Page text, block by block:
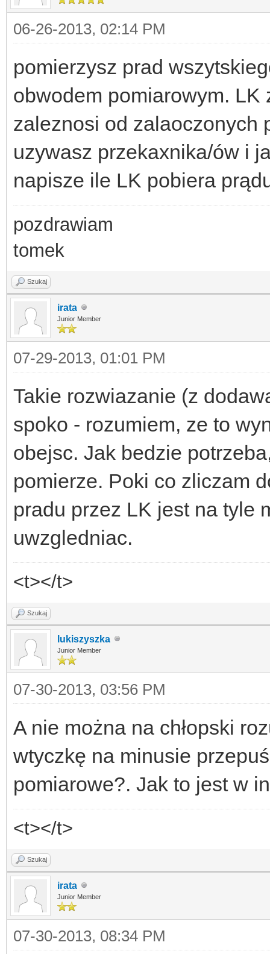
06-26-2013, 02:14 PM
pomierzysz prad
obwodem pomiarowym.
zaleznosi od zalaoczonych
uzywasz przekaxnika/ów i
napisze ile LK pobiera
pozdrawiam
tomek
Szukaj
irata
Junior Member
07-29-2013, 01:01 PM
Takie rozwiazanie (z
spoko - rozumiem, ze to
obejsc. Jak bedzie
pomierze. Poki co zliczam
pradu przez LK jest na tyle
uwzgledniac.
<t></t>
Szukaj
lukiszyszka
Junior Member
07-30-2013, 03:56 PM
A nie można na chłopski
wtyczkę na minusie
pomiarowe?. Jak to jest w
<t></t>
Szukaj
irata
Junior Member
07-30-2013, 08:34 PM